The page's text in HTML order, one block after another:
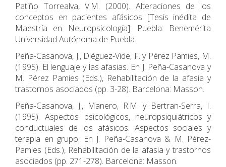
Patiño Torrealva, V.M. (2000). Alteraciones de los
conceptos en pacientes afásicos [Tesis inédita de
Maestría en Neuropsicología]. Puebla: Benemérita
Universidad Autónoma de Puebla.
Peña-Casanova, J., Diéguez-Vide, F. y Pérez Pamies, M.
(1995). El lenguaje y las afasias. En J. Peña-Casanova y
M. Pérez Pamies (Eds.), Rehabilitación de la afasia y
trastornos asociados (pp. 3-28). Barcelona: Masson.
Peña-Casanova, J., Manero, R.M. y Bertran-Serra, I.
(1995). Aspectos psicológicos, neuropsiquiátricos y
conductuales de los afásicos. Aspectos sociales y
terapia en grupo. En J. Peña-Casanova & M. Pérez-
Pamies (Eds.), Rehabilitación de la afasia y trastornos
asociados (pp. 271-278). Barcelona: Masson.